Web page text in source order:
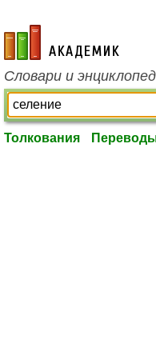
academic.ru
Словари и
Толкования